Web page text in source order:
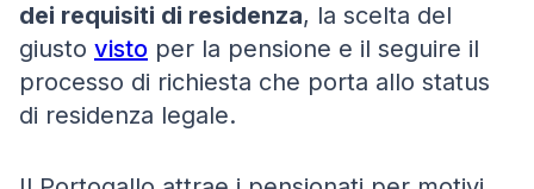
dei requisiti di residenza, la scelta del
giusto visto per la pensione e il seguire il
processo di richiesta che porta allo status
di residenza legale.